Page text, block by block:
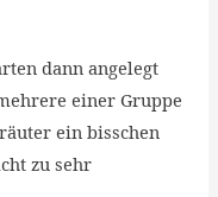
dann angelegt
einer Gruppe
ein bisschen
zu sehr